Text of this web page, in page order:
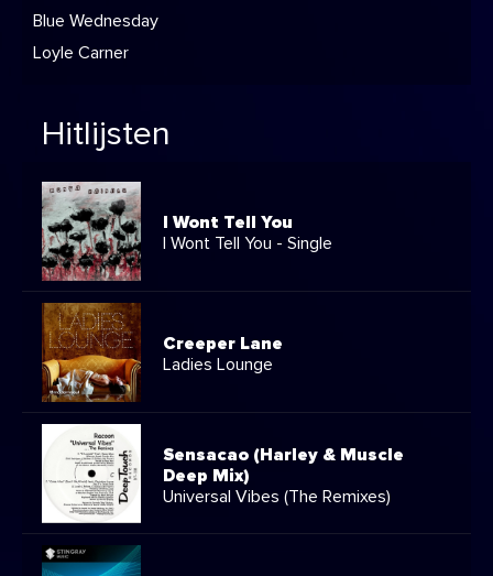
Blue Wednesday
Loyle Carner
Hitlijsten
I Wont Tell You
I Wont Tell You - Single
Creeper Lane
Ladies Lounge
Sensacao (Harley & Muscle
Deep Mix)
Universal Vibes (The Remixes)